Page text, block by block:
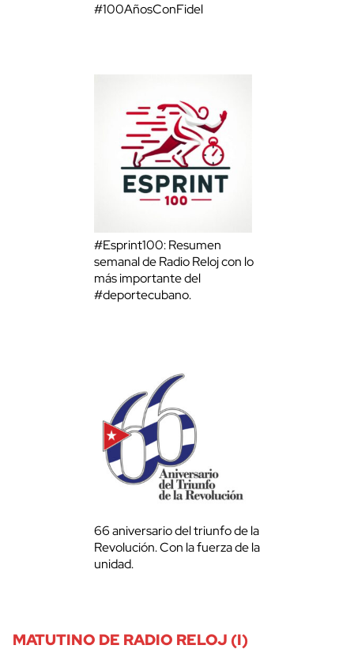
#100AñosConFidel
#Esprint100: Resumen
semanal de Radio Reloj con lo
más importante del
#deportecubano.
66 aniversario del triunfo de la
Revolución. Con la fuerza de la
unidad.
MATUTINO DE RADIO RELOJ (I)